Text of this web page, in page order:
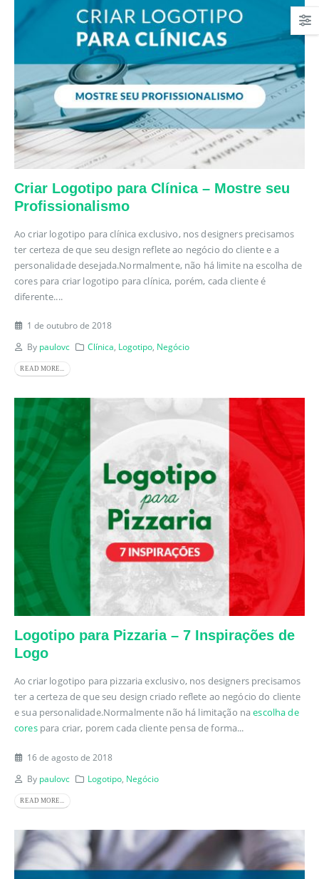
Criar Logotipo para Clínica – Mostre seu
Profissionalismo
Ao criar logotipo para clínica exclusivo, nos designers precisamos
ter certeza de que seu design reflete ao negócio do cliente e a
personalidade desejada.Normalmente, não há limite na escolha de
cores para criar logotipo para clínica, porém, cada cliente é
diferente....
1 de outubro de 2018
By paulovc Clínica Logotipo Negócio
READ MORE...
Logotipo para Pizzaria – 7 Inspirações de
Logo
Ao criar logotipo para pizzaria exclusivo, nos designers precisamos
ter a certeza de que seu design criado reflete ao negócio do cliente
e sua personalidade.Normalmente não há limitação naescolha de
corespara criar, porem cada cliente pensa de forma...
16 de agosto de 2018
By paulovc Logotipo Negócio
READ MORE...